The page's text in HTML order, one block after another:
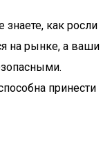
как росли
на рынке, а ваши
принести